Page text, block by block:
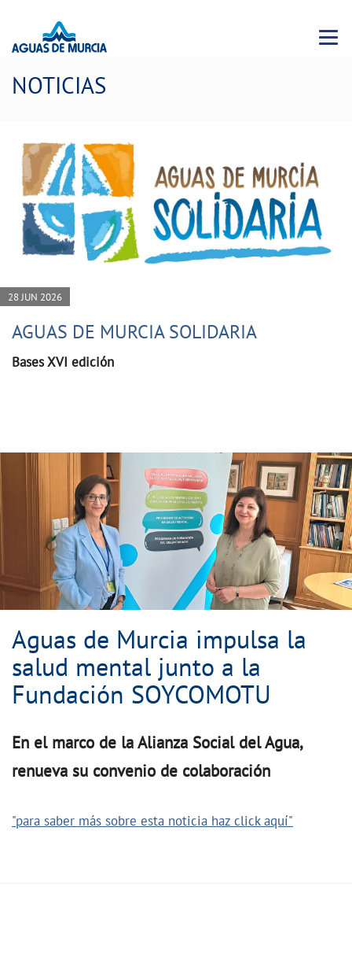
Menu
NOTICIAS
28 JUN 2026
AGUAS DE MURCIA SOLIDARIA
Bases XVI edición
Aguas de Murcia impulsa la salud mental
Aguas de Murcia impulsa la
salud mental junto a la
Fundación SOYCOMOTU
En el marco de la Alianza Social del Agua,
renueva su convenio de colaboración
"para saber más sobre esta noticia haz click aquí"